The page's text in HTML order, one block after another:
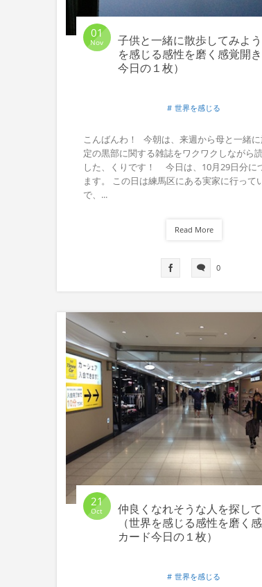
01
Nov
子供と一緒に散歩してみよ
を感じる感性を磨く感覚開
今日の１枚）
世界を感じる
こんばんわ！ 今朝は、来週から母と一緒
定の黒部に関する雑誌をワクワクしながら
した、くりです！ 今日は、10月29日分に
ます。 この日は練馬区にある実家に行って
で、...
Read More
0
21
Oct
仲良くなれそうな人を探し
（世界を感じる感性を磨く
カード今日の１枚）
世界を感じる